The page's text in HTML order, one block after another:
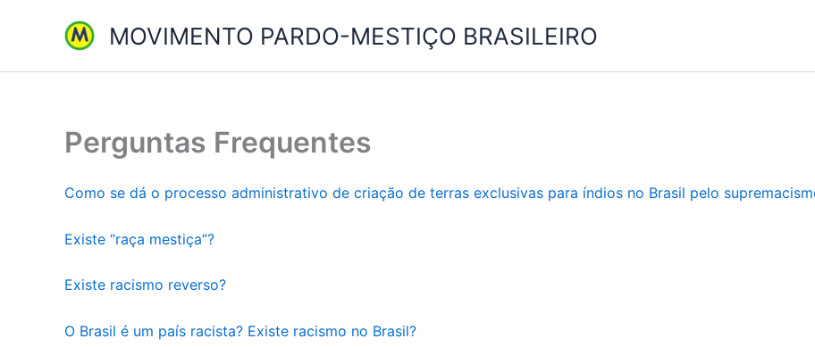
MOVIMENTO PARDO-MESTIÇO BRASILEIRO
Perguntas Frequentes
Como se dá o processo administrativo de criação de terras exclusivas para índios no Brasil pelo
Existe “raça mestiça”?
Existe racismo reverso?
O Brasil é um país racista? Existe racismo no Brasil?